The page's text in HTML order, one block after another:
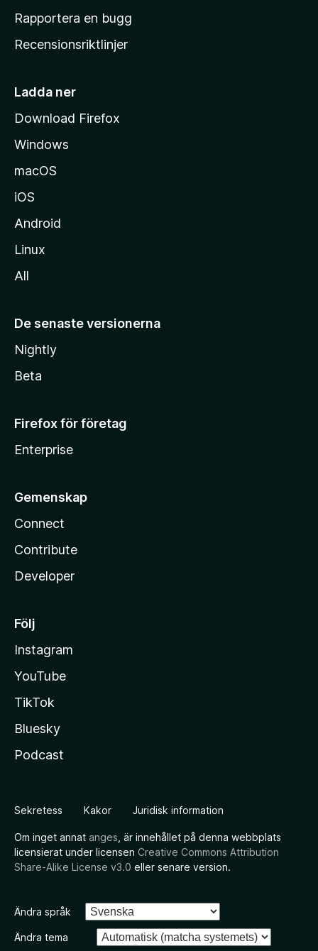
h
m
i
a
Rapportera en bugg
Recensionsriktlinjer
Ladda ner
Download Firefox
Windows
macOS
iOS
Android
Linux
All
De senaste versionerna
Nightly
Beta
Firefox för företag
Enterprise
Gemenskap
Connect
Contribute
Developer
Följ
Instagram
YouTube
TikTok
Bluesky
Podcast
Sekretess Kakor Juridisk information
Om inget annat anges , är innehållet på denna webbplats
licensierat under licensen Creative Commons Attribution
Share-Alike License v3.0 eller senare version.
Ändra språk
Ändra tema